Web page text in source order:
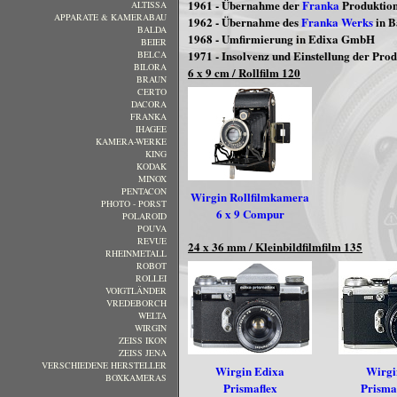
1961 - Übernahme derFranka
1962 - ÜbernahmedesFranka Werksin
1968 - Umfirmierung in Edixa GmbH
1971 - Insolvenz und Einstellung der
24 x 36 mm / Kleinbildfilmfilm 135
Wirgin Edixa
Prismaflex
ALTISSA
APPARATE & KAMERABAU
BALDA
BEIER
BELCA
BILORA
BRAUN
CERTO
DACORA
FRANKA
IHAGEE
KAMERA-WERKE
KING
KODAK
MINOX
PENTACON
PHOTO - PORST
POLAROID
POUVA
REVUE
RHEINMETALL
ROBOT
ROLLEI
VOIGTLÄNDER
VREDEBORCH
WELTA
WIRGIN
ZEISS IKON
ZEISS JENA
VERSCHIEDENE HERSTELLER
BOXKAMERAS
Wirgin Rollfilmkamera
6 x 9 Compur
6 x 9 cm / Rollfilm 120